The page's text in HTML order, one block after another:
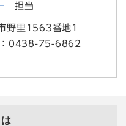
担当
野里1563番地1
0438-75-6862